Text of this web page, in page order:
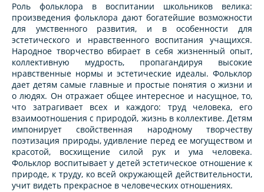
Роль фольклора в воспитании школьников велика:
произведения фольклора дают богатейшие возможности
для умственного развития, и в особенности для
эстетического и нравственного воспитания учащихся.
Народное творчество вбирает в себя жизненный опыт,
коллективную мудрость, пропагандируя высокие
нравственные нормы и эстетические идеалы. Фольклор
дает детям самые главные и простые понятия о жизни и
о людях. Он отражает общее интересное и насущное, то,
что затрагивает всех и каждого: труд человека, его
взаимоотношения с природой, жизнь в коллективе. Детям
импонирует свойственная народному творчеству
поэтизация природы, удивление перед ее могуществом и
красотой, восхищение силой рук и ума человека.
Фольклор воспитывает у детей эстетическое отношение к
природе, к труду, ко всей окружающей действительности,
учит видеть прекрасное в человеческих отношениях.